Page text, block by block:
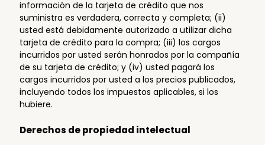
información de la tarjeta de crédito que nos
suministra es verdadera, correcta y completa; (ii)
usted está debidamente autorizado a utilizar dicha
tarjeta de crédito para la compra; (iii) los cargos
incurridos por usted serán honrados por la compañía
de su tarjeta de crédito; y (iv) usted pagará los
cargos incurridos por usted a los precios publicados,
incluyendo todos los impuestos aplicables, si los
hubiere.
Derechos de propiedad intelectual